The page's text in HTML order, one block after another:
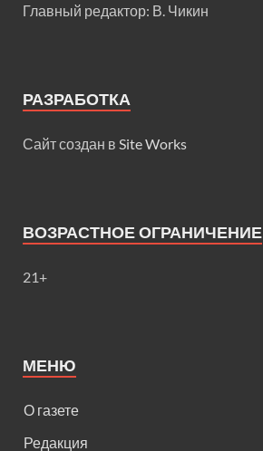
Главный редактор: В. Чикин
РАЗРАБОТКА
Сайт создан в Site Works
ВОЗРАСТНОЕ ОГРАНИЧЕНИЕ
21+
МЕНЮ
О газете
Редакция